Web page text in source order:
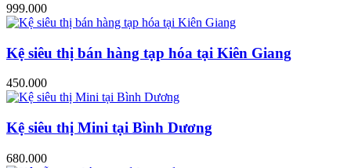
999.000
Kệ siêu thị bán hàng tạp hóa tại Kiên Giang
450.000
Kệ siêu thị Mini tại Bình Dương
680.000